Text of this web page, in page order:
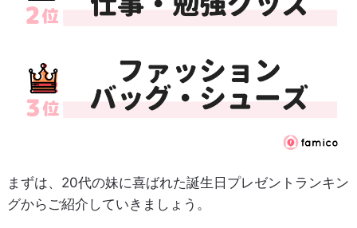
まずは、20代の妹に喜ばれた誕生日プレゼントランキン
グからご紹介していきましょう。